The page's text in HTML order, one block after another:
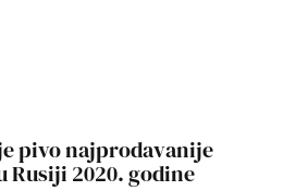
pivo najprodavanije
Rusiji 2020. godine